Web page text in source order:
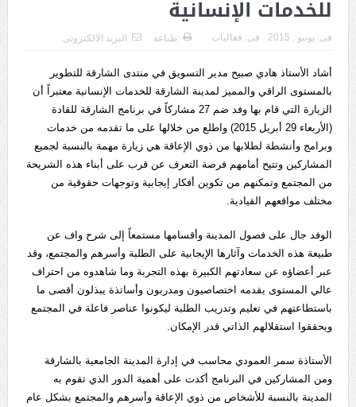
للخدمات الإنسانية
فى: يونيو , 2015 فى: فعاليات طباعة البريد الالكترونى
أشاد الأستاذ هادي صبيح مدير التسويق في منتدى الشارقة للتطوير
بالمستوى الراقي والمميز لمدينة الشارقة للخدمات الإنسانية معتبراً أن
الزيارة التي قام بها وفد ضم 27 مشاركاً في برنامج الشارقة للقادة
(الأربعاء 29 أبريل 2015) واطلع من خلالها على ما تقدمه من خدمات
وبرامج وأنشطة لطلابها من ذوي الإعاقة هي زيارة مهمة بالنسبة لجميع
المشاركين وتتيح أمامهم فرصة التعرف عن قرب على أبناء هذه الشريحة
من المجتمع وتمكنهم من تكوين أفكار إيجابية وتوجهات حقوقية من
مختلف مواقعهم القيادية.
الوفد جال على فصول المدينة وأقسامها مستمعاً إلى شرح واف عن
طبيعة هذه الخدمات وآثارها الإيجابية على الطلبة وأسرهم والمجتمع، وقد
عبر أعضاؤه عن سعادتهم الكبيرة بهذه التجربة وما شاهدوه من احتراف
عالي المستوى يقدمه اختصاصيون ومدربون وأساتذة يبذلون أقصى ما
باستطاعتهم في تعليم وتدريب الطلبة ليكونوا عناصر فاعلة في المجتمع
ويحققوا استقلالهم الذاتي قدر الإمكان.
الأستاذة سمر العمودي محاسب في إدارة المدينة الجامعية بالشارقة
ومن المشاركين في البرنامج أكدت على أهمية الدور الذي تقوم به
المدينة بالنسبة للأشخاص من ذوي الإعاقة وأسرهم والمجتمع بشكل عام